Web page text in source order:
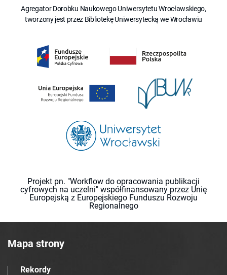
Agregator Dorobku Naukowego Uniwersytetu Wrocławskiego,
tworzony jest przez Bibliotekę Uniwersytecką we Wrocławiu
Projekt pn. "Workflow do opracowania publikacji
cyfrowych na uczelni" współfinansowany przez Unię
Europejską z Europejskiego Funduszu Rozwoju
Regionalnego
Mapa strony
Rekordy